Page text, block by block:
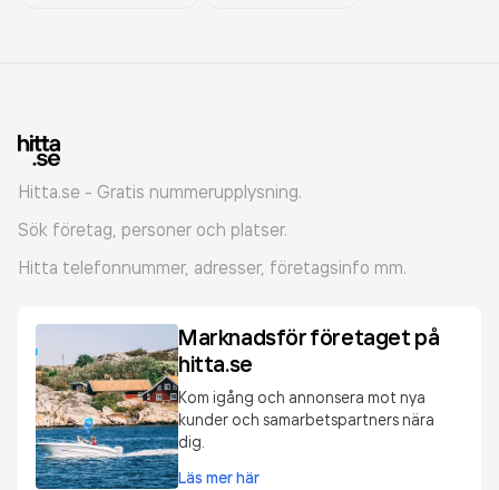
Hitta.se - Gratis nummerupplysning.
Sök företag, personer och platser.
Hitta telefonnummer, adresser, företagsinfo mm.
Marknadsför företaget på
hitta.se
Kom igång och annonsera mot nya
kunder och samarbetspartners nära
dig.
Läs mer här